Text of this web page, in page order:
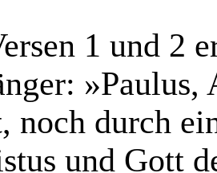
1 und 2
noch durch
und Gott